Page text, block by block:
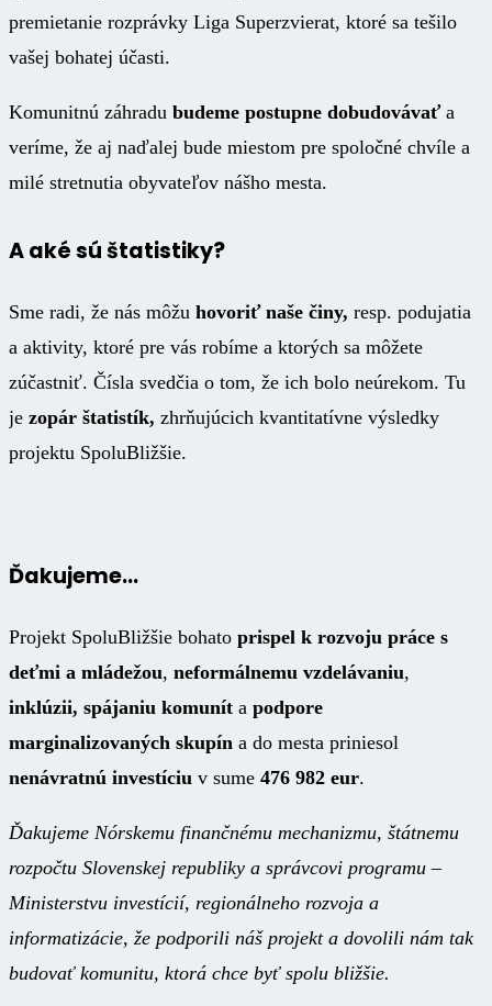
premietanie rozprávky Liga Superzvierat, ktoré sa tešilo
vašej bohatej účasti.
Komunitnú záhradu budeme postupne dobudovávaťa
veríme, že aj naďalej bude miestom pre spoločné chvíle a
milé stretnutia obyvateľov nášho mesta.
A aké sú štatistiky?
Sme radi, že nás môžu hovoriť naše činy, resp. podujatia
a aktivity, ktoré pre vás robíme a ktorých sa môžete
zúčastniť. Čísla svedčia o tom, že ich bolo neúrekom. Tu
je zopár štatistík, zhrňujúcich kvantitatívne výsledky
projektu SpoluBližšie.
Ďakujeme…
Projekt SpoluBližšie bohato prispel k rozvoju práce s
deťmi a mládežou, neformálnemu vzdelávaniu,
inklúzii, spájaniu komunít a podpore
marginalizovaných skupín a do mesta priniesol
nenávratnú investíciu v sume 476 982 eur.
Ďakujeme Nórskemu finančnému mechanizmu, štátnemu
rozpočtu Slovenskej republiky a správcovi programu –
Ministerstvu investícií, regionálneho rozvoja a
informatizácie, že podporili náš projekt a dovolili nám tak
budovať komunitu, ktorá chce byť spolu bližšie.